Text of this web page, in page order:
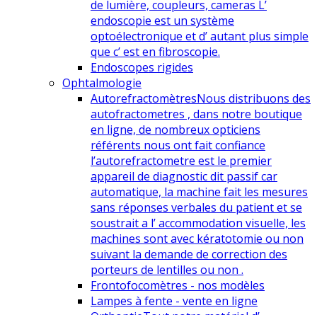
de lumière, coupleurs, cameras L’
endoscopie est un système
optoélectronique et d’ autant plus simple
que c’ est en fibroscopie.
Endoscopes rigides
Ophtalmologie
AutorefractomètresNous distribuons des
autofractometres , dans notre boutique
en ligne, de nombreux opticiens
référents nous ont fait confiance
l’autorefractometre est le premier
appareil de diagnostic dit passif car
automatique, la machine fait les mesures
sans réponses verbales du patient et se
soustrait a l’ accommodation visuelle, les
machines sont avec kératotomie ou non
suivant la demande de correction des
porteurs de lentilles ou non .
Frontofocomètres - nos modèles
Lampes à fente - vente en ligne